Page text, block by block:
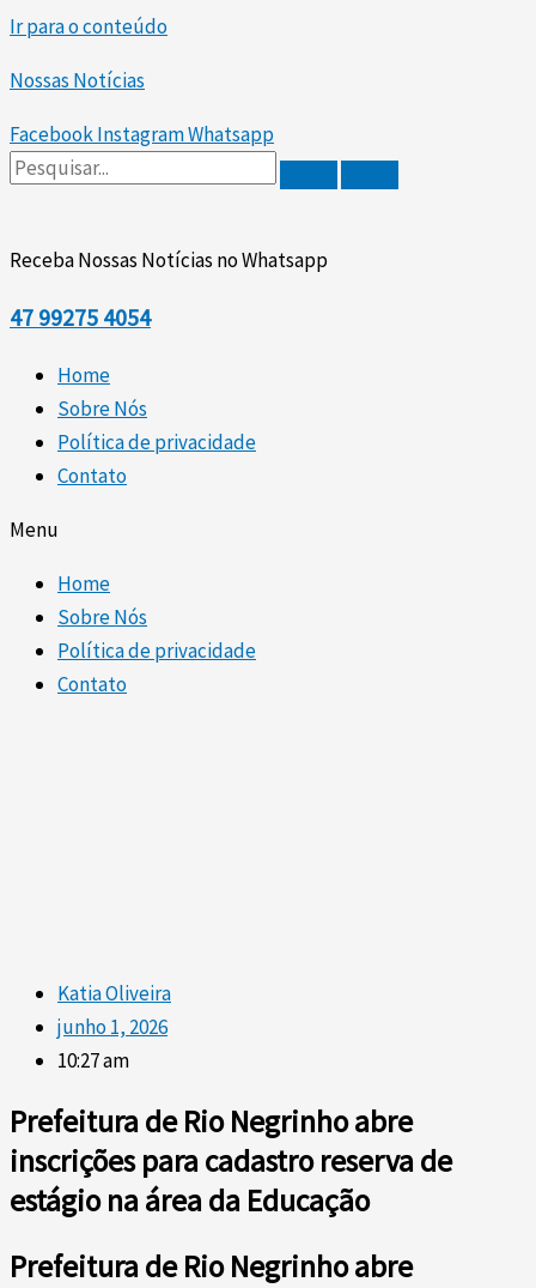
Ir para o conteúdo
Nossas Notícias
FacebookInstagramWhatsapp
Receba Nossas Notícias no Whatsapp
47 99275 4054
Home
Sobre Nós
Política de privacidade
Contato
Menu
Home
Sobre Nós
Política de privacidade
Contato
Katia Oliveira
junho 1, 2026
10:27 am
Prefeitura de Rio Negrinho abre
inscrições para cadastro reserva de
estágio na área da Educação
Prefeitura de Rio Negrinho abre